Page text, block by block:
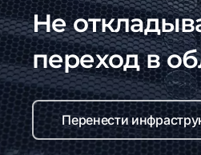
Не
переход в
Перенести